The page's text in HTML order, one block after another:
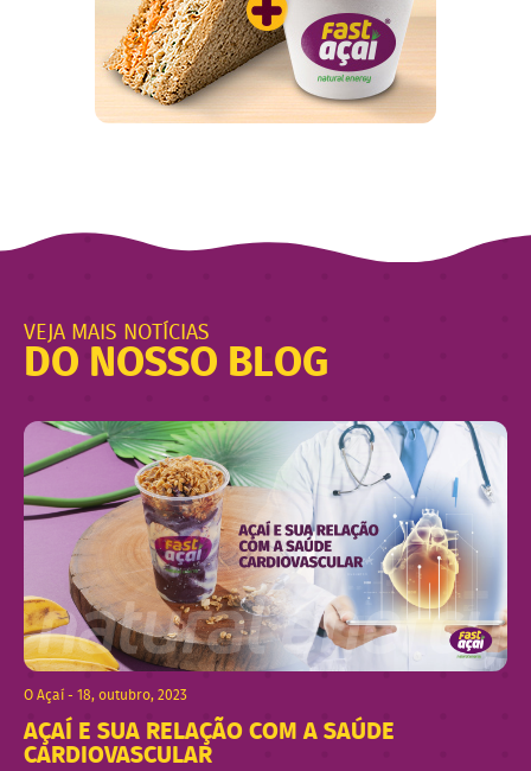
VEJA MAIS NOTÍCIAS
DO NOSSO BLOG
O Açaí - 18, outubro, 2023
AÇAÍ E SUA RELAÇÃO COM A SAÚDE
CARDIOVASCULAR